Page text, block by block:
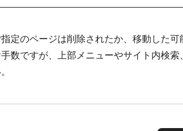
指定のページは削除されたか、移動した
手数ですが、上部メニューやサイト内検